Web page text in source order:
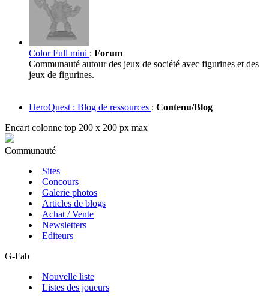
Color Full mini : Forum
Communauté autour des jeux de société avec figurines et des
jeux de figurines.
HeroQuest : Blog de ressources : Contenu/Blog
Encart colonne top 200 x 200 px max
Communauté
Sites
Concours
Galerie photos
Articles de blogs
Achat / Vente
Newsletters
Editeurs
G-Fab
Nouvelle liste
Listes des joueurs